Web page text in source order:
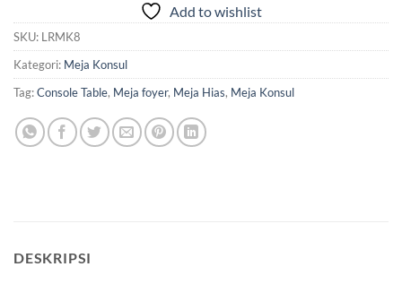
Add to wishlist
SKU: LRMK8
Kategori: Meja Konsul
Tag:Console Table, Meja foyer, Meja Hias, Meja Konsul
DESKRIPSI